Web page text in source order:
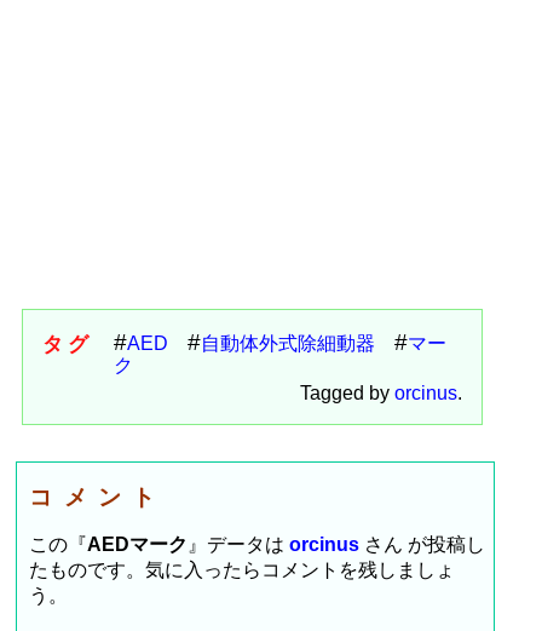
タグ AED 自動体外式除細動器
マー
ク
Tagged by orcinus.
コメント
この『AEDマーク 』データはorcinus さん が投稿し
たものです。気に入ったらコメントを残しましょ
う。